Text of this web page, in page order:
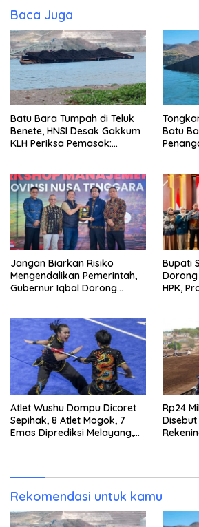
Baca Juga
Batu Bara Tumpah di Teluk
Benete, HNSI Desak Gakkum
KLH Periksa Pemasok:
Batu
Jangan Biarkan Risiko
Mengendalikan Pemerintah,
Gubernur Iqbal Dorong
Bupati
Dorong
HPK,
Atlet Wushu Dompu Dicoret
Sepihak, 8 Atlet Mogok, 7
Emas Diprediksi Melayang,
Rp24
Rekomendasi untuk kamu